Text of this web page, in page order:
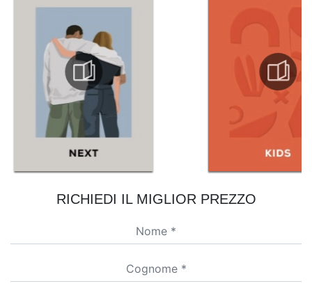
RICHIEDI IL MIGLIOR PREZZO